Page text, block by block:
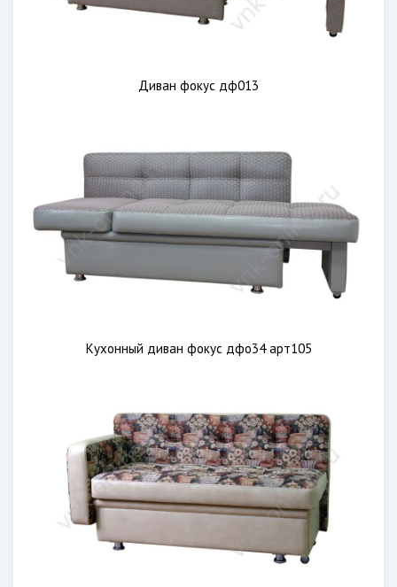
Диван фокус дф013
Кухонный диван фокус дфо34 арт105